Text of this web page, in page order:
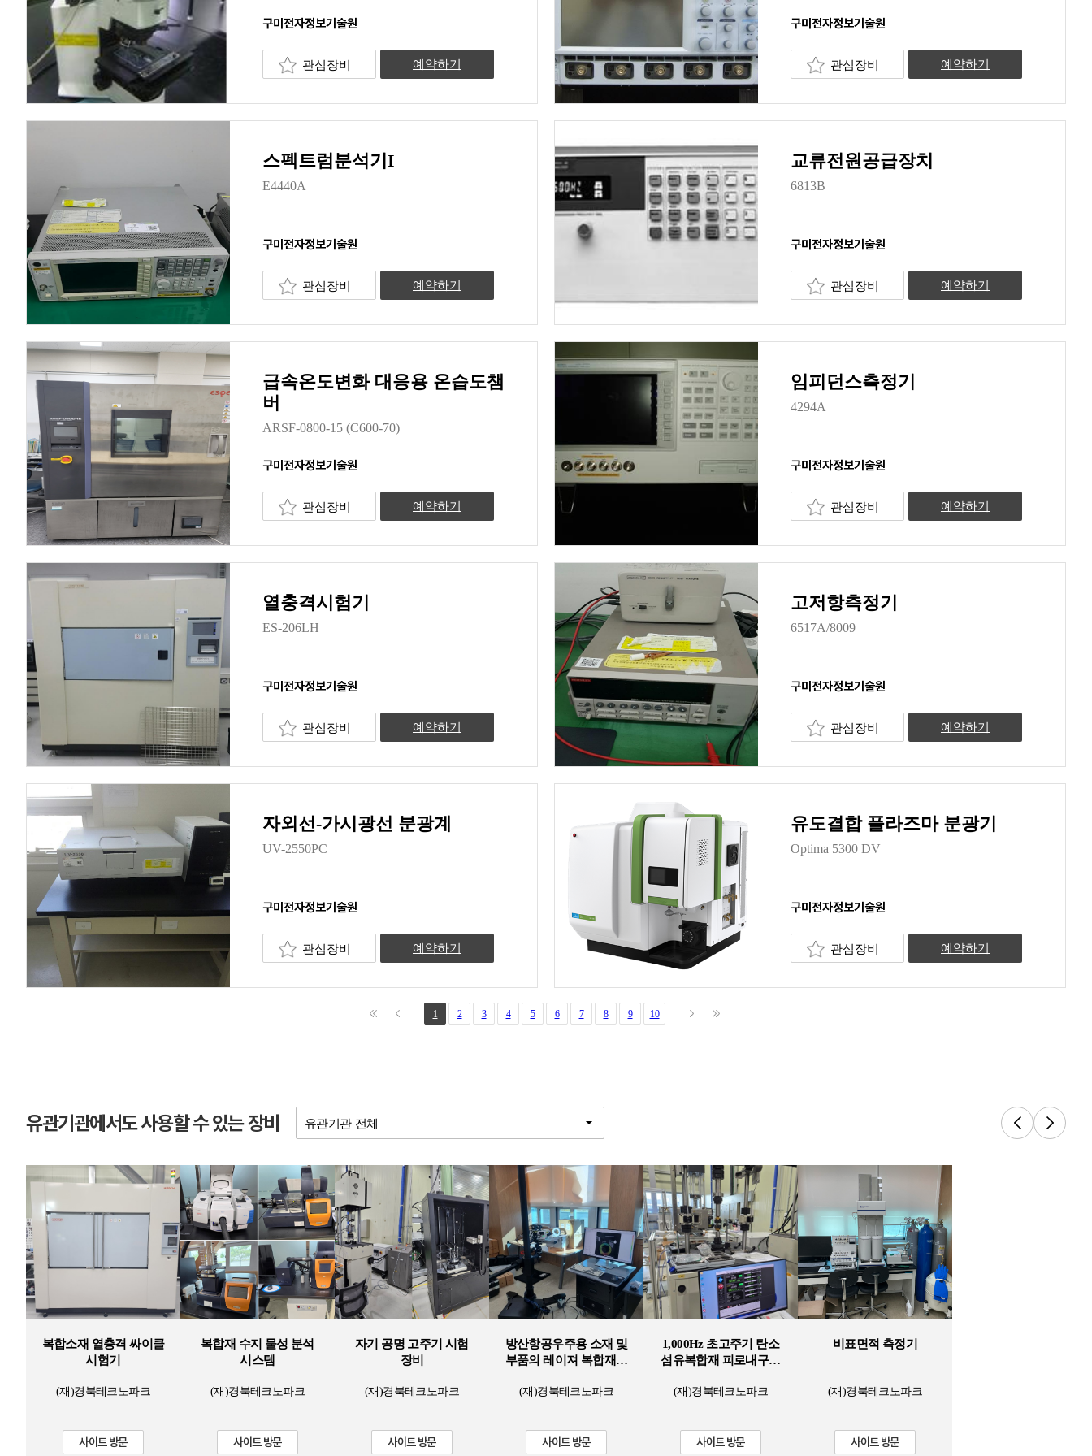
구미전자정보기술원
관심장비 예약하기
구미전자정보기술원
관심장비 예약하기
스펙트럼분석기I
E4440A
구미전자정보기술원
관심장비 예약하기
교류전원공급장치
6813B
구미전자정보기술원
관심장비 예약하기
급속온도변화 대응용 온습도챔
버
ARSF-0800-15 (C600-70)
구미전자정보기술원
관심장비 예약하기
임피던스측정기
4294A
구미전자정보기술원
관심장비 예약하기
열충격시험기
ES-206LH
구미전자정보기술원
관심장비 예약하기
고저항측정기
6517A/8009
구미전자정보기술원
관심장비 예약하기
자외선-가시광선 분광계
UV-2550PC
구미전자정보기술원
관심장비 예약하기
유도결합 플라즈마 분광기
Optima 5300 DV
구미전자정보기술원
관심장비 예약하기
1 2 3 4 5 6 7 8 9 10
유관기관에서도 사용할 수 있는 장비
복합소재 열충격 싸이클
시험기
(재)경북테크노파크
사이트 방문
복합재 수지 물성 분석
시스템
(재)경북테크노파크
사이트 방문
자기 공명 고주기 시험
장비
(재)경북테크노파크
사이트 방문
방산항공우주용 소재 및
부품의 레이져 복합재료
(재)경북테크노파크
사이트 방문
1,000Hz 초고주기 탄소
섬유복합재 피로내구성
(재)경북테크노파크
사이트 방문
비표면적 측정기
(재)경북테크노파크
사이트 방문